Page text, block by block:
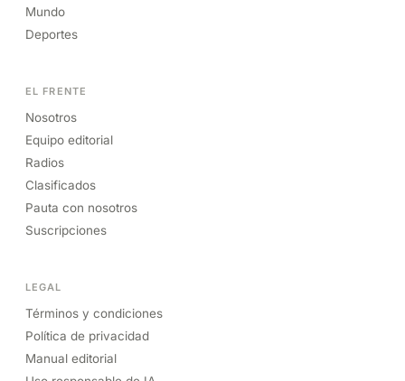
Mundo
Deportes
EL FRENTE
Nosotros
Equipo editorial
Radios
Clasificados
Pauta con nosotros
Suscripciones
LEGAL
Términos y condiciones
Política de privacidad
Manual editorial